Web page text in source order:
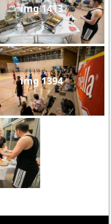
img 1413
img 1394